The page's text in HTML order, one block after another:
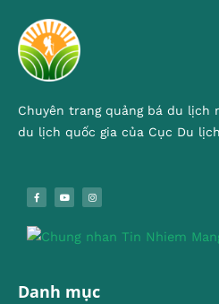
Chuyên trang quảng bá du lịch
du lịch quốc gia của Cục Du
Danh mục